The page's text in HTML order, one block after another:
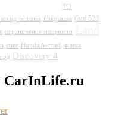
ТО
топлива покрышка бмв 528
ограничение мощности
снег Honda Accord колеса
Discovery 4
CarInLife.ru